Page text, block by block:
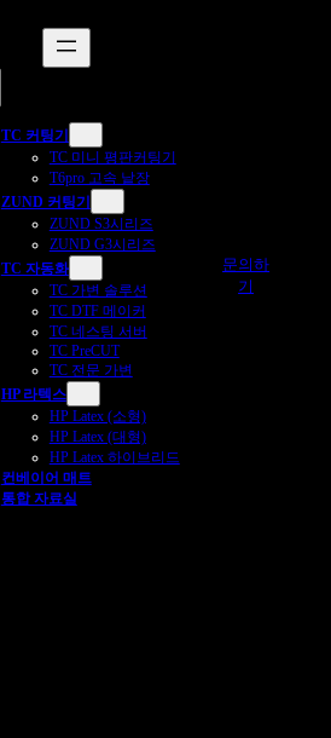
TC 커팅기
TC 미니 평판커팅기
T6pro 고속 낱장
ZUND 커팅기
ZUND S3시리즈
ZUND G3시리즈
TC 자동화
TC 가변 솔루션
TC DTF 메이커
TC 네스팅 서버
TC PreCUT
TC 전문 가변
HP 라텍스
HP Latex (소형)
HP Latex (대형)
HP Latex 하이브리드
컨베이어 매트
통합 자료실
문의하
기